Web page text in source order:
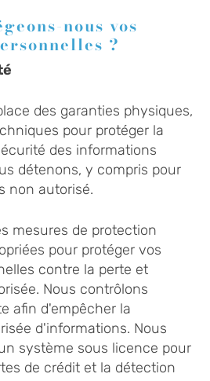
nous vos
?
des garanties physiques,
pour protéger la
des informations
détenons, y compris pour
non autorisé.
mesures de protection
pour protéger vos
contre la perte et
Nous contrôlons
afin d'empêcher la
d'informations. Nous
système sous licence pour
de crédit et la détection